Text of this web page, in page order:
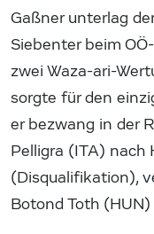
Gaßner unterlag
Siebenter beim
zwei Waza-ari-
sorgte für den
er bezwang in der
Pelligra (ITA) nach
(Disqualifikation),
Botond Toth